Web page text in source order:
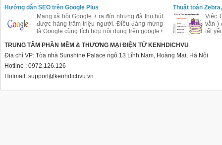
được coi là SEO Copywriter. Tuy nhiên việc
biên tập nội dung cho website cần khéo léo
trong việc bố trí từ khóa, mật độ từ khóa.
Hướng dẫn SEO trên Google Plus
Mạng xã hội Google + ra đời nhưng đã thu hút
được hàng trăm triệu người. Điều đáng mừng
là Google cũng tích hợp nội dung trên google+
nên chắc chắn Google + sẽ được Google hỗ
trợ đầy đủ và ưu ái đối với công việc làm SEO
Thuật toán
Việc
vằn )
tất
định
TRUNG TÂM PHẦN MỀM & THƯƠNG MẠI ĐIỆN TỬ KENHDICHVU
Địa chỉ VP: Tòa nhà Sunshine Palace ngõ 13 Lĩnh Nam, Hoàng Mai, Hà Nội
Hotline : 0972.126.126
Hotmail: support@kenhdichvu.vn